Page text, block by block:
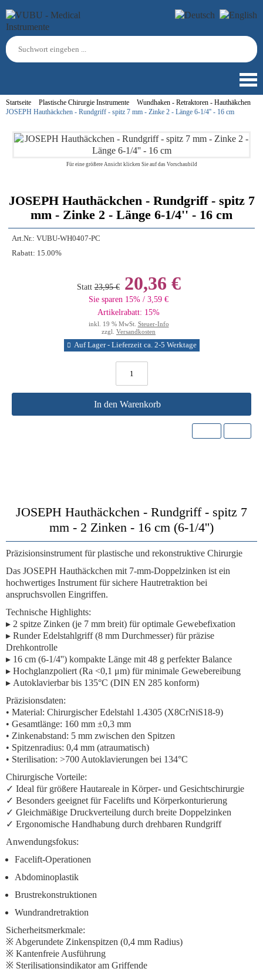
Startseite Plastische Chirurgie Instrumente
Wundhaken - Retraktoren - Hauthäkchen
JOSEPH Hauthäckchen - Rundgriff - spitz 7 mm - Zinke 2 - Länge 6-1/4'' - 16 cm
Für eine größere Ansicht klicken Sie auf das Vorschaubild
JOSEPH Hauthäckchen - Rundgriff - spitz 7
mm - Zinke 2 - Länge 6-1/4'' - 16 cm
Art.Nr.: VUBU-WH0407-PC
Rabatt: 15.00%
Statt 23,95 €20,36 €
Sie sparen 15% / 3,59 €
Artikelrabatt: 15%
inkl. 19 % MwSt. Steuer-Info
zzgl. Versandkosten
Auf Lager - Lieferzeit ca. 2-5 Werktage
In den Warenkorb
JOSEPH Hauthäckchen - Rundgriff - spitz 7
mm - 2 Zinken - 16 cm (6-1/4'')
Präzisionsinstrument für plastische und rekonstruktive Chirurgie
Das JOSEPH Hauthäckchen mit 7-mm-Doppelzinken ist ein
hochwertiges Instrument für sichere Hautretraktion bei
anspruchsvollen Eingriffen.
Technische Highlights:
▸ 2 spitze Zinken (je 7 mm breit) für optimale Gewebefixation
▸ Runder Edelstahlgriff(8 mm Durchmesser) für präzise
Drehkontrolle
▸ 16 cm (6-1/4'') kompakte Länge mit 48 g perfekter Balance
▸ Hochglanzpoliert (Ra <0,1 μm) für minimale Gewebereibung
▸ Autoklavierbarbis 135°C (DIN EN 285 konform)
Präzisionsdaten:
• Material: Chirurgischer Edelstahl 1.4305 (X8CrNiS18-9)
• Gesamtlänge: 160 mm ±0,3 mm
• Zinkenabstand: 5 mm zwischen den Spitzen
• Spitzenradius: 0,4 mm (atraumatisch)
• Sterilisation: >700 Autoklavierungen bei 134°C
Chirurgische Vorteile:
✓ Ideal für größere Hautareale in Körper- und Gesichtschirurgie
✓ Besonders geeignet für Facelifts und Körperkonturierung
✓ Gleichmäßige Druckverteilung durch breite Doppelzinken
✓ Ergonomische Handhabung durch drehbaren Rundgriff
Anwendungsfokus:
Facelift-Operationen
Abdominoplastik
Brustrekonstruktionen
Wundrandretraktion
Sicherheitsmerkmale:
※ Abgerundete Zinkenspitzen (0,4 mm Radius)
※ Kantenfreie Ausführung
※ Sterilisationsindikator am Griffende